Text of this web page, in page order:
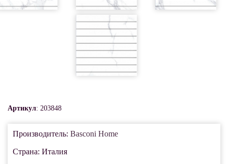
Артикул: 203848
Производитель: Basconi Home
Страна: Италия